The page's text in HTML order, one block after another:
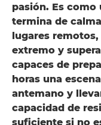
pasión. Es
termina de
lugares
extremo y
capaces de
horas una
antemano y
capacidad de
suficiente si no